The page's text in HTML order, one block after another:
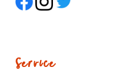
Service